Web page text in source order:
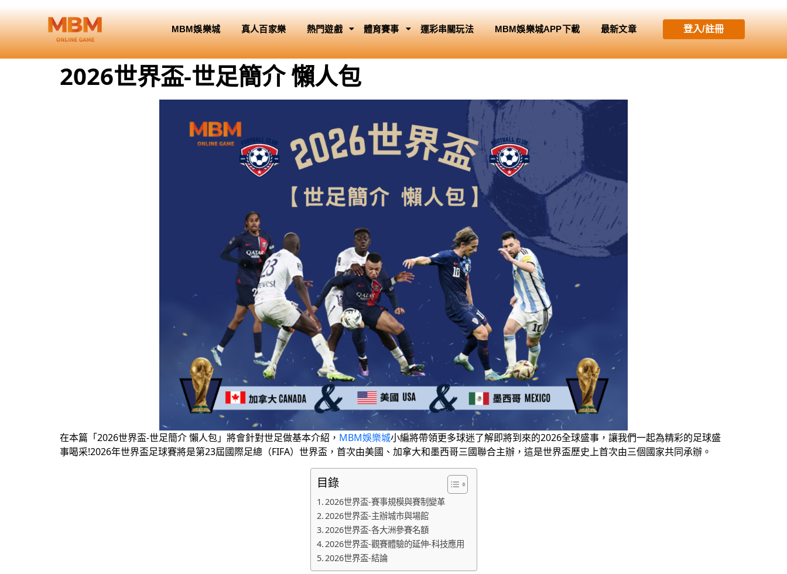
MBM娛樂城 真人百家樂 熱門遊戲 體育賽事 運彩串關玩法 MBM娛樂城APP下載 最新文章 登入/註冊
2026世界盃-世足簡介 懶人包
在本篇「2026世界盃-世足簡介 懶人包」將會針對世足做基本介紹， MBM娛樂城小編將帶領更多球迷了解即將到來的2026全球盛事，讓我們一起為精彩的足球盛
事喝采!2026年世界盃足球賽將是第23屆國際足總（FIFA）世界盃，首次由美國、加拿大和墨西哥三國聯合主辦，這是世界盃歷史上首次由三個國家共同承辦。
目錄
2026世界盃-賽事規模與賽制變革
2026世界盃-主辦城市與場館
2026世界盃-各大洲參賽名額
2026世界盃-觀賽體驗的延伸-科技應用
2026世界盃-結論